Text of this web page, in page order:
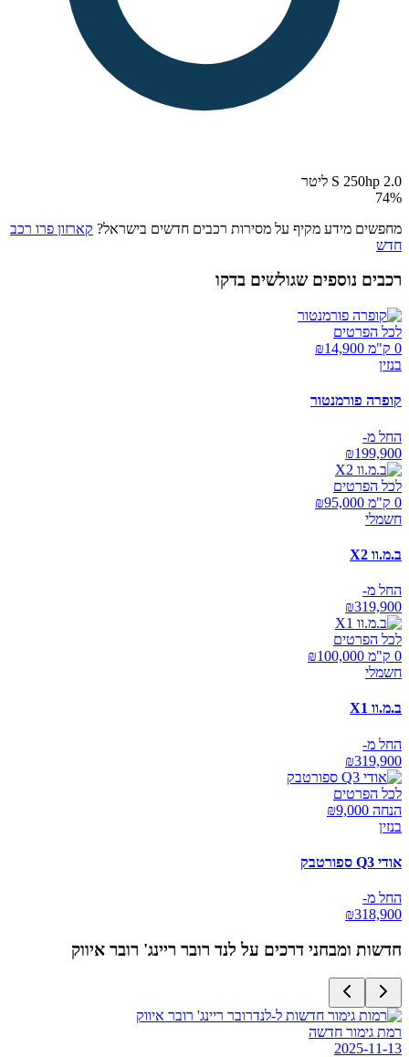
S 250hp 2.0 ליטר
74%
מחפשים מידע מקיף על מסירות רכבים חדשים בישראל? קארזון פרו רכב
חדש
רכבים נוספים שגולשים בדקו
לכל הפרטים
0 ק"מ ₪
14,900
בנזין
קופרה פורמנטור
החל מ-
₪199,900
לכל הפרטים
0 ק"מ ₪
95,000
חשמלי
ב.מ.וו X2
החל מ-
₪319,900
לכל הפרטים
0 ק"מ ₪
100,000
חשמלי
ב.מ.וו X1
החל מ-
₪319,900
לכל הפרטים
הנחה ₪ 9,000
בנזין
אודי Q3 ספורטבק
החל מ-
₪318,900
חדשות ומבחני דרכים על לנד רובר ריינג' רובר איווק
רמת גימור חדשה
2025-11-13